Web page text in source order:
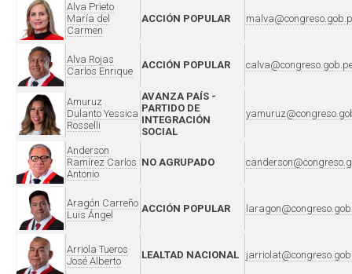
Alva Prieto
María del
Carmen
ACCIÓN POPULAR
Alva Rojas
Carlos Enrique
ACCIÓN POPULAR
Amuruz
Dulanto Yessica
Rosselli
AVANZA PAÍS -
PARTIDO DE
INTEGRACIÓN
SOCIAL
Anderson
Ramírez Carlos
Antonio
NO AGRUPADO
Aragón Carreño
Luis Ángel
ACCIÓN POPULAR
Arriola Tueros
José Alberto
LEALTAD NACIONAL